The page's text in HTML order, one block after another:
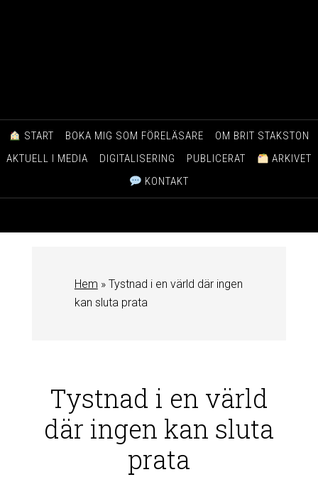
START BOKA MIG SOM FÖRELÄSARE
OM BRIT STAKSTON
AKTUELL I MEDIA
DIGITALISERING PUBLICERAT
ARKIVET
KONTAKT
Hem » Tystnad i en värld där ingen
kan sluta prata
Tystnad i en värld
där ingen kan sluta
prata